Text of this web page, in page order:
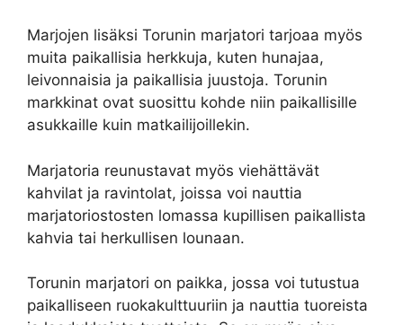
Marjojen lisäksi Torunin marjatori tarjoaa myös
muita paikallisia herkkuja, kuten hunajaa,
leivonnaisia ja paikallisia juustoja. Torunin
markkinat ovat suosittu kohde niin paikallisille
asukkaille kuin matkailijoillekin.
Marjatoria reunustavat myös viehättävät
kahvilat ja ravintolat, joissa voi nauttia
marjatoriostosten lomassa kupillisen paikallista
kahvia tai herkullisen lounaan.
Torunin marjatori on paikka, jossa voi tutustua
paikalliseen ruokakulttuuriin ja nauttia tuoreista